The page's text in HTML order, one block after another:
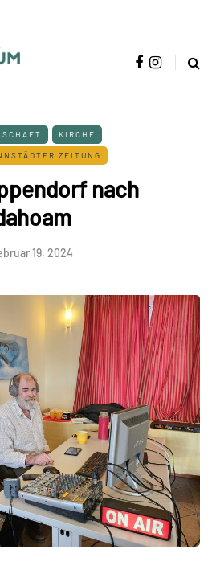
KIRCHE
ZEITUNG
nach
19, 2024